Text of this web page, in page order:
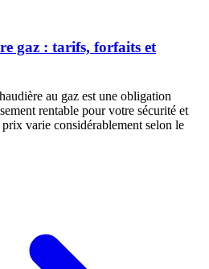
gaz : tarifs, forfaits et
au gaz est une obligation
rentable pour votre sécurité et
varie considérablement selon le